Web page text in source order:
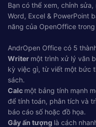
Bạn có thể xem, chỉnh
Word, Excel & PowerPoint
năng của OpenOffice
AndrOpen Office có 5
Writer một trình xử lý văn
kỳ việc gì, từ viết một bức
sách.
Calc một bảng tính mạnh
để tính toán, phân tích và
báo cáo số hoặc đồ họa.
Gây ấn tượng là cách